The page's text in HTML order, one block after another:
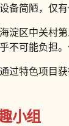
备简陋，仅有
淀区中关村
不可能负担
过特色项目
小组